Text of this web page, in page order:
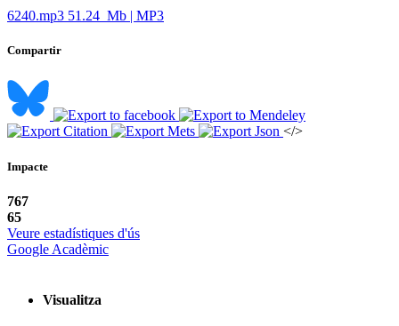
6240.mp3 51.24 Mb | MP3
Compartir
</>
Impacte
767
65
Veure estadístiques d'ús
Google Acadèmic
Visualitza